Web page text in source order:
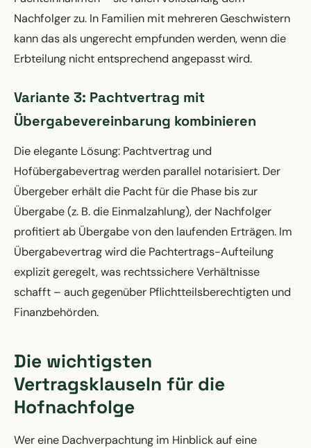
Nachfolger zu. In Familien mit mehreren Geschwistern
kann das als ungerecht empfunden werden, wenn die
Erbteilung nicht entsprechend angepasst wird.
Variante 3: Pachtvertrag mit
Übergabevereinbarung kombinieren
Die elegante Lösung: Pachtvertrag und
Hofübergabevertrag werden parallel notarisiert. Der
Übergeber erhält die Pacht für die Phase bis zur
Übergabe (z. B. die Einmalzahlung), der Nachfolger
profitiert ab Übergabe von den laufenden Erträgen. Im
Übergabevertrag wird die Pachtertrags-Aufteilung
explizit geregelt, was rechtssichere Verhältnisse
schafft – auch gegenüber Pflichtteilsberechtigten und
Finanzbehörden.
Die wichtigsten
Vertragsklauseln für die
Hofnachfolge
Wer eine Dachverpachtung im Hinblick auf eine